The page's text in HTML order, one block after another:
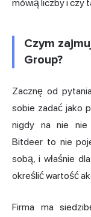
mówią liczby i czy
Czym
Group?
Zacznę od
sobie zadać jako
nigdy na nie nie
Bitdeer to nie
sobą, i właśnie
określić wartość
Firma ma